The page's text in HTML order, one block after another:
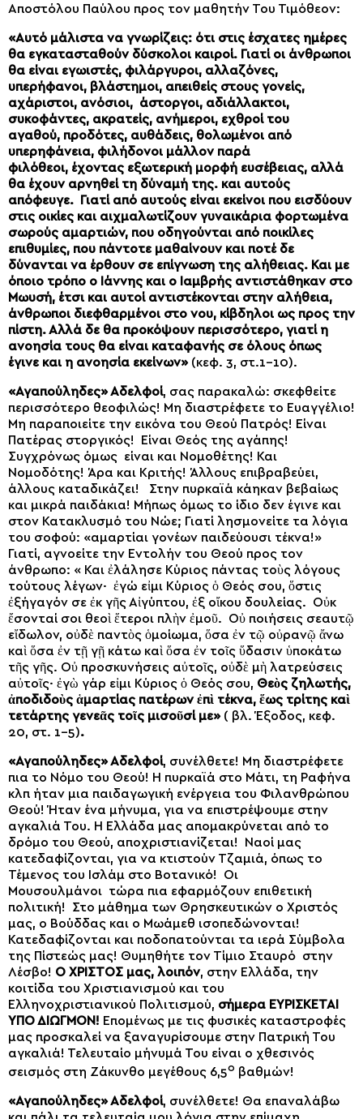
Αποστόλου Παύλου προς τον μαθητήν Του Τιμόθεον:
«Αυτό μάλιστα να γνωρίζεις: ότι στις έσχατες ημέρες
θα εγκατασταθούν δύσκολοι καιροί. Γιατί οι άνθρωποι
θα είναι εγωιστές, φιλάργυροι, αλλαζόνες,
υπερήφανοι, βλάστημοι, απειθείς στους γονείς,
αχάριστοι, ανόσιοι, άστοργοι, αδιάλλακτοι,
συκοφάντες, ακρατείς, ανήμεροι, εχθροί του
αγαθού, προδότες, αυθάδεις, θολωμένοι από
υπερηφάνεια, φιλήδονοι μάλλον παρά
φιλόθεοι, έχοντας εξωτερική μορφή ευσέβειας, αλλά
θα έχουν αρνηθεί τη δύναμή της. και αυτούς
απόφευγε. Γιατί από αυτούς είναι εκείνοι που εισδύουν
στις οικίες και αιχμαλωτίζουν γυναικάρια φορτωμένα
σωρούς αμαρτιών, που οδηγούνται από ποικίλες
επιθυμίες, που πάντοτε μαθαίνουν και ποτέ δε
δύνανται να έρθουν σε επίγνωση της αλήθειας. Και με
όποιο τρόπο ο Ιάννης και ο Ιαμβρής αντιστάθηκαν στο
Μωυσή, έτσι και αυτοί αντιστέκονται στην αλήθεια,
άνθρωποι διεφθαρμένοι στο νου, κίβδηλοι ως προς την
πίστη. Αλλά δε θα προκόψουν περισσότερο, γιατί η
ανοησία τους θα είναι καταφανής σε όλους όπως
έγινε και η ανοησία εκείνων»(κεφ. 3, στ.1-10).
«Αγαπούληδες» Αδελφοί, σας παρακαλώ: σκεφθείτε
περισσότερο θεοφιλώς! Μη διαστρέφετε το Ευαγγέλιο!
Μη παραποιείτε την εικόνα του Θεού Πατρός! Είναι
Πατέρας στοργικός! Είναι Θεός της αγάπης!
Συγχρόνως όμως είναι και Νομοθέτης! Και
Νομοδότης! Άρα και Κριτής! Άλλους επιβραβεύει,
άλλους καταδικάζει! Στην πυρκαϊά κάηκαν βεβαίως
και μικρά παιδάκια! Μήπως όμως το ίδιο δεν έγινε και
στον Κατακλυσμό του Νώε; Γιατί λησμονείτε τα λόγια
του σοφού: «αμαρτίαι γονέων παιδεύουσι τέκνα!»
Γιατί, αγνοείτε την Εντολήν του Θεού προς τον
άνθρωπο: « Και ἐλάλησε Κύριος πάντας τοὺς λόγους
τούτους λέγων· ἐγώ εἰμι Κύριος ὁ Θεός σου, ὅστις
ἐξήγαγόν σε ἐκ γῆς Αἰγύπτου, ἐξ οἴκου δουλείας. Οὐκ
ἔσονταί σοι θεοὶ ἕτεροι πλὴν ἐμοῦ. Οὐ ποιήσεις σεαυτῷ
εἴδωλον, οὐδὲ παντὸς ὁμοίωμα, ὅσα ἐν τῷ οὐρανῷ ἄνω
καὶ ὅσα ἐν τῇ γῇ κάτω καὶ ὅσα ἐν τοῖς ὕδασιν ὑποκάτω
τῆς γῆς. Οὐ προσκυνήσεις αὐτοῖς, οὐδὲ μὴ λατρεύσεις
αὐτοῖς· ἐγὼ γάρ εἰμι Κύριος ὁ Θεός σου, Θεὸς ζηλωτής,
ἀποδιδοὺς ἁμαρτίας πατέρων ἐπὶ τέκνα, ἕως τρίτης καὶ
τετάρτης γενεᾶς τοῖς μισοῦσί με» ( βλ. Έξοδος, κεφ.
20, στ. 1-5).
«Αγαπούληδες» Αδελφοί, συνέλθετε! Μη διαστρέφετε
πια το Νόμο του Θεού! Η πυρκαϊά στο Μάτι, τη Ραφήνα
κλπ ήταν μια παιδαγωγική ενέργεια του Φιλανθρώπου
Θεού! Ήταν ένα μήνυμα, για να επιστρέψουμε στην
αγκαλιά Του. Η Ελλάδα μας απομακρύνεται από το
δρόμο του Θεού, αποχριστιανίζεται! Ναοί μας
κατεδαφίζονται, για να κτιστούν Τζαμιά, όπως το
Τέμενος του Ισλάμ στο Βοτανικό! Οι
Μουσουλμάνοι τώρα πια εφαρμόζουν επιθετική
πολιτική! Στο μάθημα των Θρησκευτικών ο Χριστός
μας, ο Βούδδας και ο Μωάμεθ ισοπεδώνονται!
Κατεδαφίζονται και ποδοπατούνται τα ιερά Σύμβολα
της Πίστεώς μας! Θυμηθήτε τον Τίμιο Σταυρό στην
Λέσβο! Ο ΧΡΙΣΤΟΣ μας, λοιπόν, στην Ελλάδα, την
κοιτίδα του Χριστιανισμού και του
Ελληνοχριστιανικού Πολιτισμού, σήμερα ΕΥΡΙΣΚΕΤΑΙ
ΥΠΟ ΔΙΩΓΜΟΝ! Επομένως με τις φυσικές καταστροφές
μας προσκαλεί να ξαναγυρίσουμε στην Πατρική Του
αγκαλιά! Τελευταίο μήνυμά Του είναι ο χθεσινός
σεισμός στη Ζάκυνθο μεγέθους 6,5ο βαθμών!
«Αγαπούληδες» Αδελφοί, συνέλθετε! Θα επαναλάβω